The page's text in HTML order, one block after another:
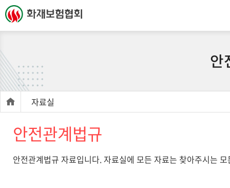
안
자료실
안전관계법규
안전관계법규 자료입니다. 자료실에 모든 자료는 찾아주시는